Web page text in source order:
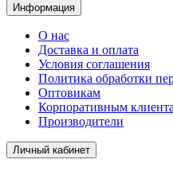
Информация
О нас
Доставка и оплата
Условия соглашения
Политика обработки
Оптовикам
Корпоративным
Производители
Личный кабинет